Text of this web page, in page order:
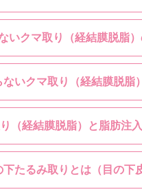
いクマ取り（経結膜脱脂
ないクマ取り（経結膜脱脂
（経結膜脱脂）と脂肪注
下たるみ取りとは（目の下